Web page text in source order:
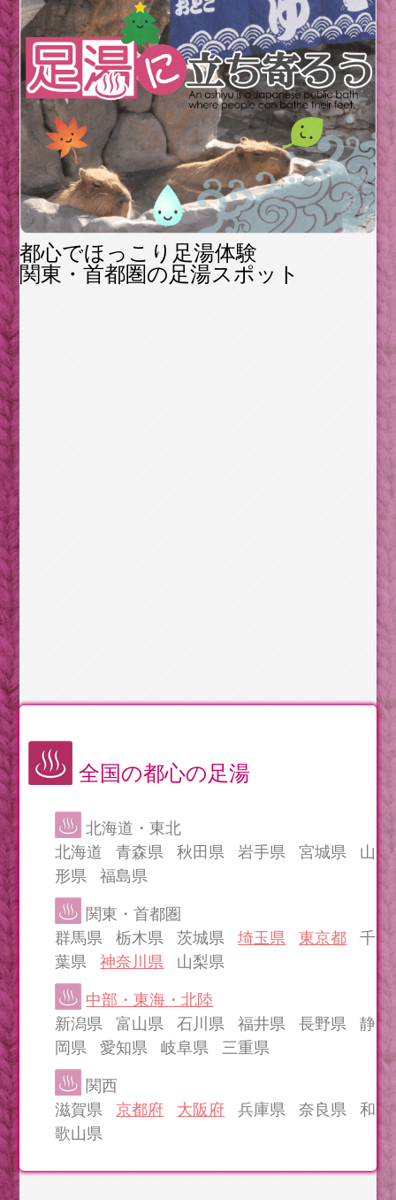
都心でほっこり足湯体験
関東・首都圏の足湯スポット
全国の都心の足湯
北海道・東北
北海道 青森県 秋田県 岩手県 宮城県 山
形県 福島県
関東・首都圏
群馬県 栃木県 茨城県埼玉県 東京都 千
葉県神奈川県 山梨県
中部・東海・北陸
新潟県 富山県 石川県 福井県 長野県 静
岡県 愛知県 岐阜県 三重県
関西
滋賀県京都府 大阪府 兵庫県 奈良県 和
歌山県